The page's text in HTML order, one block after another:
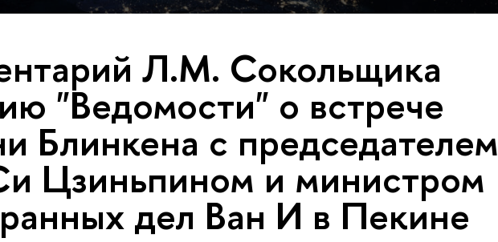
Л.М. Сокольщика
"Ведомости" о встрече
Блинкена с председателем
Цзиньпином и министром
дел Ван И в Пекине